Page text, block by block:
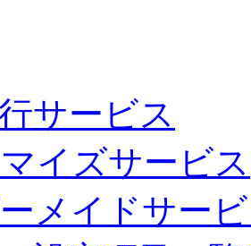
サービス
イズサービス
メイドサー